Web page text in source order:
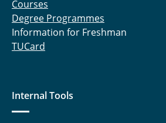
Courses
Degree Programmes
Information for Freshman
TUCard
Internal Tools